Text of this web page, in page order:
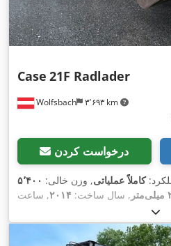
Wolfsbach ۳٬۶۹۳ km
Case 21F Radlader
درخواست کردن
کاملاً عملیاتی, وزن خالی: ۵٬۴۰۰
, سال ساخت: ۲۰۱۴, ساعت
, ارتفاع سازه:
میلی‌متر, نوع سیستم انتقال قدرت:
۱٬۹۵۰ میلی‌متر,